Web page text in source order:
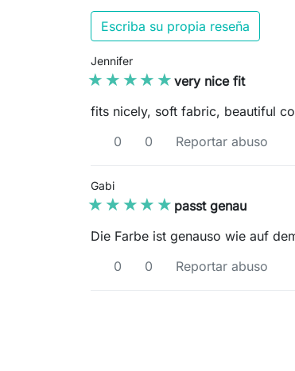
Escriba su propia reseña
Jennifer
★★★★★
★★★★★ very nice fit
fits nicely, soft fabric, beautiful
0
0 Reportar abuso
Gabi
★★★★★
★★★★★ passt genau
Die Farbe ist genauso wie auf
0
0 Reportar abuso